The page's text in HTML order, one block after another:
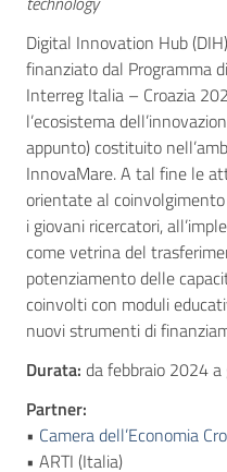
Digital Innovation Hub
finanziato dal Programma
Interreg Italia – Croazia
l’ecosistema
appunto) costituito
InnovaMare. A tal fine le
orientate al
i giovani ricercatori,
come vetrina del
potenziamento delle
coinvolti con moduli
nuovi strumenti di
Durata: da febbraio 2024
Partner:
• Camera dell’Economia
• ARTI (Italia)